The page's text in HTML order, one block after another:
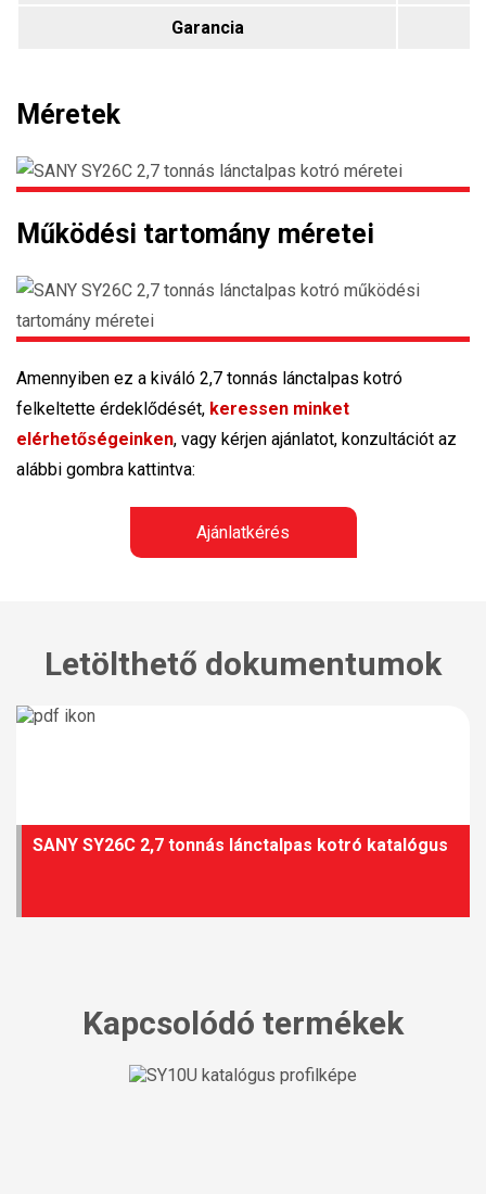
Garancia
Méretek
Működési tartomány méretei
Amennyiben ez a kiváló 2,7 tonnás lánctalpas kotró
felkeltette érdeklődését, keressen minket
elérhetőségeinken, vagy kérjen ajánlatot, konzultációt az
alábbi gombra kattintva:
Ajánlatkérés
Letölthető dokumentumok
SANY SY26C 2,7 tonnás lánctalpas kotró katalógus
Kapcsolódó termékek